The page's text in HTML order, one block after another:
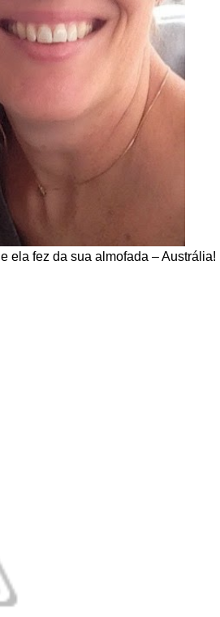
ela fez da sua almofada – Austrália!